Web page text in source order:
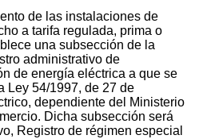
de las instalaciones de
a tarifa regulada, prima o
una subsección de la
administrativo de
de energía eléctrica a que se
Ley 54/1997, de 27 de
dependiente del Ministerio
Dicha subsección será
Registro de régimen especial